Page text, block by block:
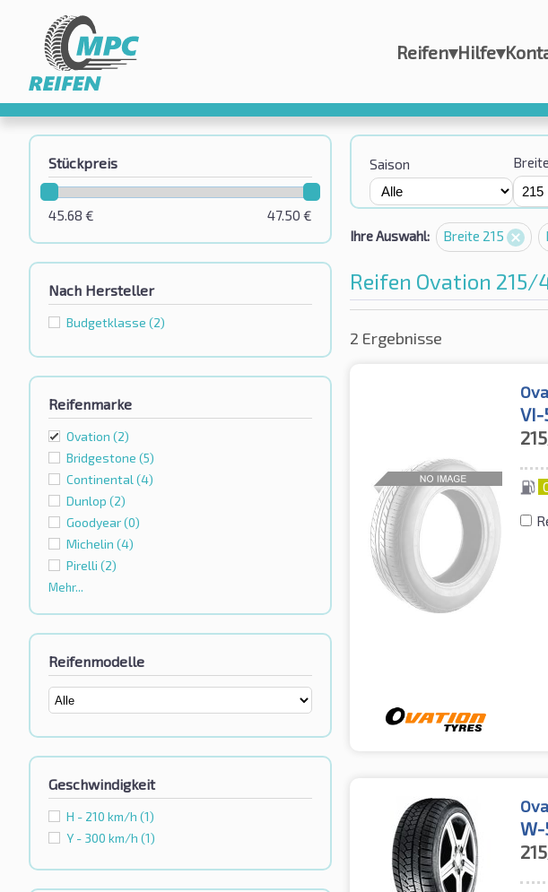
Reifen▾Hilfe▾
Stückpreis
47.50 €
45.68 €
Nach Hersteller
Budgetklassе (2)
Reifenmarke
Ovation (2)
Bridgestone (5)
Continental (4)
Dunlop (2)
Goodyear(0)
Michelin (4)
Pirelli (2)
Mehr...
Reifenmodelle
Geschwindigkeit
H - 210 km/h (1)
Y - 300 km/h (1)
Saison Breite
Ihre Auswahl: Breite 215
Reifen Ovation 215/
2 Ergebnisse
VI-
W-